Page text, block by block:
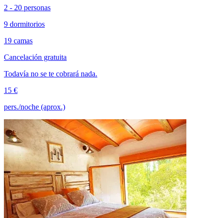
2 - 20 personas
9 dormitorios
19 camas
Cancelación gratuita
Todavía no se te cobrará nada.
15 €
pers./noche (aprox.)